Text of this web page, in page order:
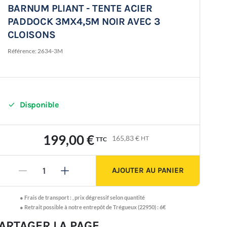
BARNUM PLIANT - TENTE ACIER
PADDOCK 3MX4,5M NOIR AVEC 3
CLOISONS
Référence: 2634-3M
 Disponible
199,00 € TTC 165,83 € HT
- + AJOUTER AU PANIER
●Frais de transport : ,prix dégressif selon quantité
● Retrait possible à notre entrepôt de Trégueux (22950) : 6€